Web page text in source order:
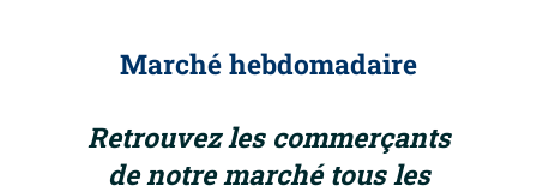
Marché hebdomadaire
Retrouvez les commerçants
de notre marché tous les